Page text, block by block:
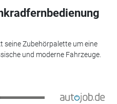
seine Zubehörpalette um eine
und moderne Fahrzeuge.